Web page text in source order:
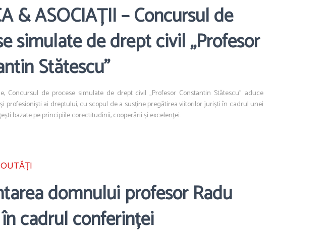
& ASOCIAȚII – Concursul de
simulate de drept civil „Profesor
Stătescu”
Concursul de procese simulate de drept civil „Profesor Constantin Stătescu” aduce
profesioniști ai dreptului, cu scopul de a susține pregătirea viitorilor juriști în cadrul unei
bazate pe principiile corectitudinii, cooperării și excelenței.
domnului profesor Radu
cadrul conferinței